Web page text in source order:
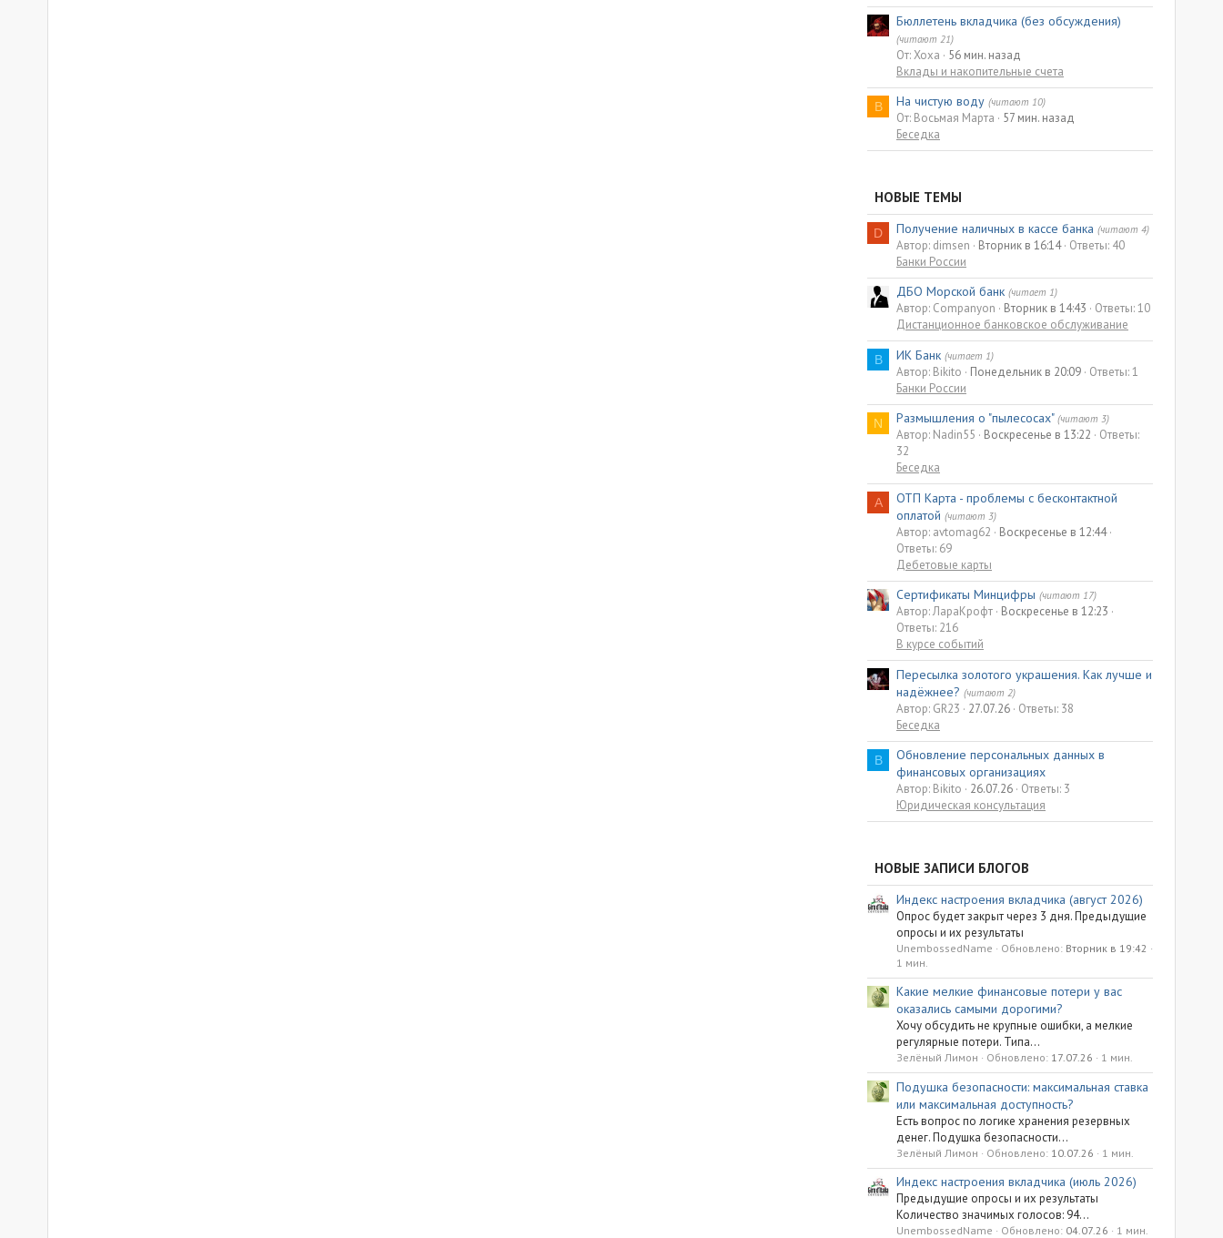
Бюллетень вкладчика (без обсуждения)
(читают 21)
От: Xoxa
56 мин. назад
Вклады и накопительные счета
В На чистую воду (читают 10)
От: Восьмая Марта
57 мин. назад
Беседка
НОВЫЕ ТЕМЫ
D Получение наличных в кассе банка (читают 4)
Автор: dimsen Вторник в 16:14 Ответы: 40
Банки России
ДБО Морской банк (читает 1)
Автор: Companyon Вторник в 14:43
Ответы: 10
Дистанционное банковское обслуживание
B ИК Банк (читает 1)
Автор: Bikito Понедельник в 20:09 Ответы: 1
Банки России
N Размышления о "пылесосах" (читают 3)
Автор: Nadin55 Воскресенье в 13:22
Ответы:
32
Беседка
A
ОТП Карта - проблемы с бесконтактной
оплатой (читают 3)
Автор: avtomag62
Воскресенье в 12:44
Ответы: 69
Дебетовые карты
Сертификаты Минцифры (читают 17)
Автор: ЛараКрофт Воскресенье в 12:23
Ответы: 216
В курсе событий
Пересылка золотого украшения. Как лучше и
надёжнее? (читают 2)
Автор: GR23 27.07.26 Ответы: 38
Беседка
B
Обновление персональных данных в
финансовых организациях
Автор: Bikito 26.07.26 Ответы: 3
Юридическая консультация
НОВЫЕ ЗАПИСИ БЛОГОВ
Индекс настроения вкладчика (август 2026)
Опрос будет закрыт через 3 дня. Предыдущие
опросы и их результаты
UnembossedName Обновлено: Вторник в 19:42
1 мин.
Какие мелкие финансовые потери у вас
оказались самыми дорогими?
Хочу обсудить не крупные ошибки, а мелкие
регулярные потери. Типа...
Зелёный Лимон Обновлено: 17.07.26 1 мин.
Подушка безопасности: максимальная ставка
или максимальная доступность?
Есть вопрос по логике хранения резервных
денег. Подушка безопасности...
Зелёный Лимон Обновлено: 10.07.26 1 мин.
Индекс настроения вкладчика (июль 2026)
Предыдущие опросы и их результаты
Количество значимых голосов: 94...
UnembossedName Обновлено: 04.07.26 1 мин.